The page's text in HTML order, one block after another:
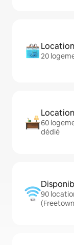
20
60
dédié
90